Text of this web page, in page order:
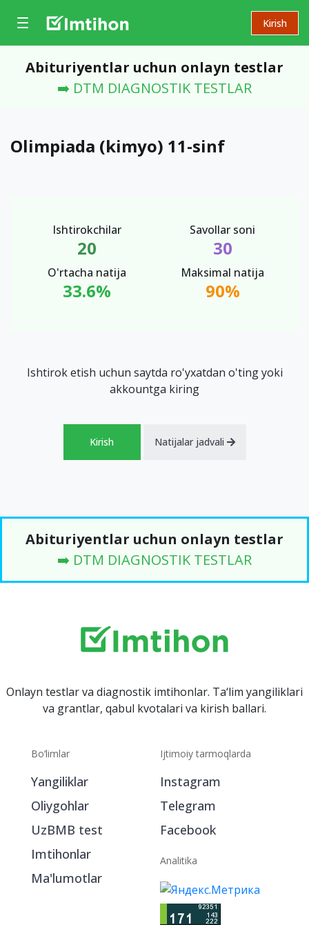
Kirish
Abituriyentlar uchun onlayn testlar
➡️ DTM DIAGNOSTIK TESTLAR
Olimpiada (kimyo) 11-sinf
Ishtirokchilar
20
Savollar soni
30
O'rtacha natija
33.6%
Maksimal natija
90%
Ishtirok etish uchun saytda ro'yxatdan o'ting yoki
akkountga kiring
Kirish Natijalar jadvali
Abituriyentlar uchun onlayn testlar
➡️ DTM DIAGNOSTIK TESTLAR
Onlayn testlar va diagnostik imtihonlar. Ta‘lim yangiliklari
va grantlar, qabul kvotalari va kirish ballari.
Bo‘limlar
Yangiliklar
Oliygohlar
UzBMB test
Imtihonlar
Ma'lumotlar
Ijtimoiy tarmoqlarda
Instagram
Telegram
Facebook
Analitika